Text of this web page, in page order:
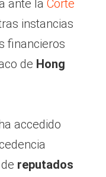
ante la Corte
instancias
financieros
de Hong
accedido
reputados